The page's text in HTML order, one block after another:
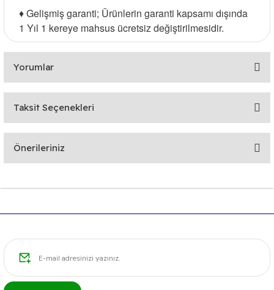
♦ Gelişmiş garanti; Ürünlerin garanti kapsamı dışında
1 Yıl 1 kereye mahsus ücretsiz değiştirilmesidir.
Yorumlar
Bu ürüne ilk yorumu siz yapın!
Taksit Seçenekleri
Önerileriniz
Ürün bilgilerinde hatalar bulunuyor.